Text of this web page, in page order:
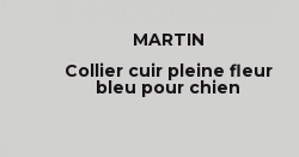
MARTIN
Collier cuir pleine fleur
bleu pour chien